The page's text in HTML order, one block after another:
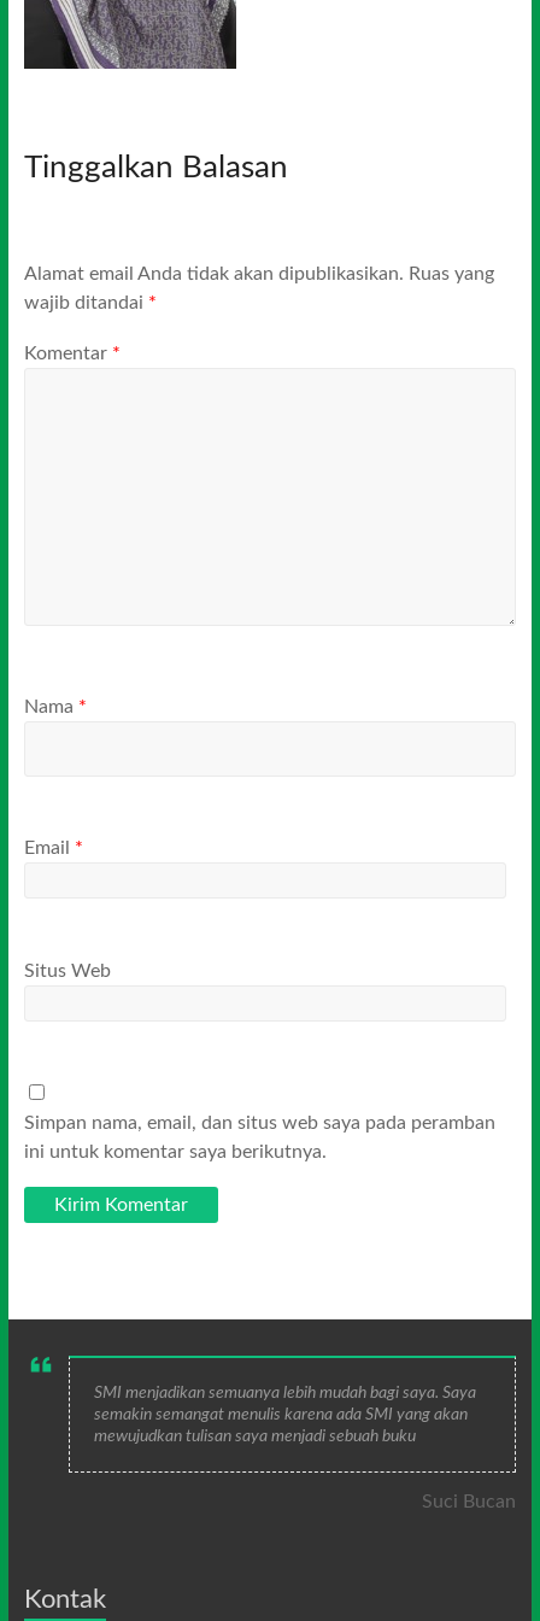
Tinggalkan Balasan
Alamat email Anda tidak akan dipublikasikan. Ruas yang
wajib ditandai *
Komentar *
Nama *
Email *
Situs Web
Simpan nama, email, dan situs web saya pada peramban
ini untuk komentar saya berikutnya.
SMI menjadikan semuanya lebih mudah bagi saya. Saya
semakin semangat menulis karena ada SMI yang akan
mewujudkan tulisan saya menjadi sebuah buku
Suci Bucan
Kontak